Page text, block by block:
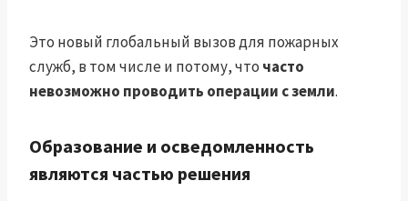
Это новый глобальный вызов для пожарных
служб, в том числе и потому, что часто
невозможно проводить операции с земли.
Образование и осведомленность
являются частью решения